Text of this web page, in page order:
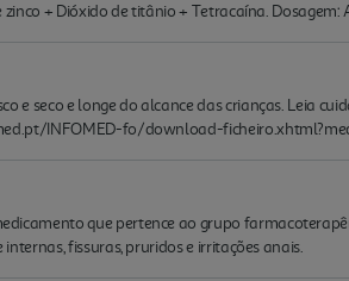
+ Dióxido de titânio + Tetracaína. Dosagem:
e seco e longe do alcance das crianças. Leia
INFOMED-fo/download-
que pertence ao grupo
fissuras, pruridos e irritações anais.